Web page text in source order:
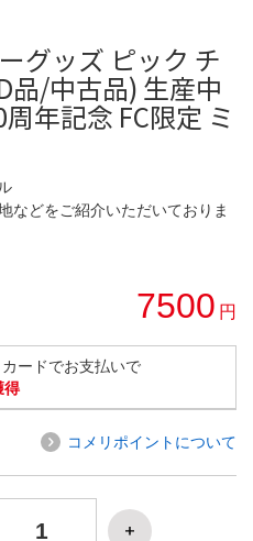
グッズ ピック チ
品/中古品) 生産中
周年記念 FC限定 ミ
などをご紹介いただいておりま
7500 円
ードでお支払いで
得
コメリポイントについて